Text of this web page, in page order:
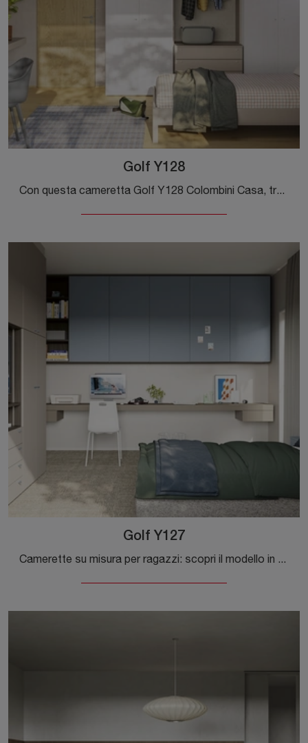
Golf Y128
Con questa cameretta Golf Y128 Colombini Casa, tra le soluzioni componibili, potrai arredare stanze moderne per ragazzi.
Golf Y127
Camerette su misura per ragazzi: scopri il modello in melaminico Golf Y127 di Colombini Casa per stanzette moderne.